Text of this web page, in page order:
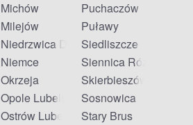
Michów
Milejów
Niedrzwica Duża
Niemce
Okrzeja
Opole Lubelskie
Ostrów Lubelski
Puchaczów
Puławy
Siedliszcze
Siennica Różana
Skierbieszów
Sosnowica
Stary Brus